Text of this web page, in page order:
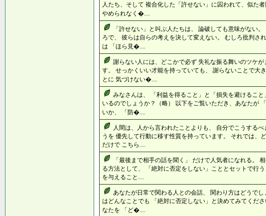
人たち、そして 複合化した「許せない」に囚われて、似た
やめられなく�....
「許せない」と叫ぶ人たちは、 論破しても意味がない
ろで、 彼らは自らの考えを決して変えない。 むしろ批判さ
は 「ほら見�....
謝らない人には、どこかで必ず 失礼な振る舞いのツケ
す。 せっかくいい才能を持っていても、 謝らないことで大
とに 気づけない�....
みなさんは、 「利益を得ること」と「損失を避けるこ
いるのでしょうか？（略） 以下をご覧いただき、あなたが
いか、 「防�....
人間は、人から言われたことよりも、 自分でこうする
うを 優先して行動に移す性質を持っています。 それでは、
だけで こちら....
「最後まで相手の話を聞く」 だけで人気者になれる。
る方法として、 「絶対に否定をしない」こととセットで行
を与えること....
あなたが日常で関わる人との会話、 関わり方はどうで
はどんなことでも 「絶対に否定しない」と決めてみてくだ
なたを 「ど�....